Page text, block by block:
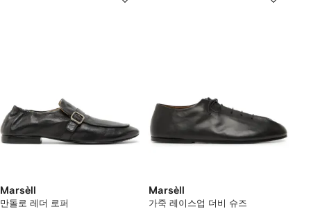
Marsèll
만돌로 레더 로퍼
Marsèll
가죽 레이스업 더비 슈즈